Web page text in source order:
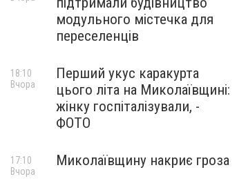
модульного містечка для
переселенців
Перший укус каракурта
цього літа на Миколаївщині:
жінку госпіталізували, -
ФОТО
18:10
Вчора
Миколаївщину накриє гроза
17:10
Вчора